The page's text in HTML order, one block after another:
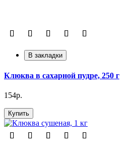
В закладки
Клюква в сахарной пудре, 250 г
154р.
Купить